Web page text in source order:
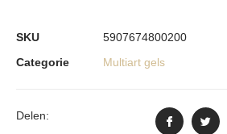
SKU
5907674800200
Categorie
Multiart gels
Delen: